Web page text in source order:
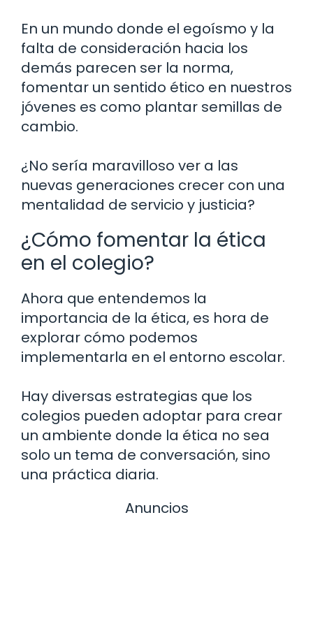
En un mundo donde el egoísmo y la
falta de consideración hacia los
demás parecen ser la norma,
fomentar un sentido ético en nuestros
jóvenes es como plantar semillas de
cambio.
¿No sería maravilloso ver a las
nuevas generaciones crecer con una
mentalidad de servicio y justicia?
¿Cómo fomentar la ética
en el colegio?
Ahora que entendemos la
importancia de la ética, es hora de
explorar cómo podemos
implementarla en el entorno escolar.
Hay diversas estrategias que los
colegios pueden adoptar para crear
un ambiente donde la ética no sea
solo un tema de conversación, sino
una práctica diaria.
Anuncios